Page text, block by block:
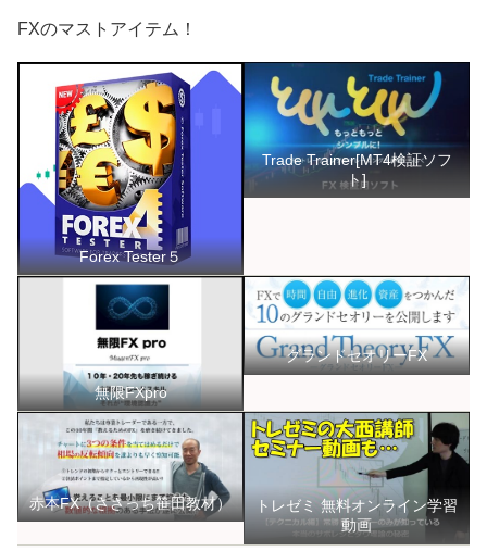
FXのマストアイテム！
Forex Tester５
Trade Trainer[MT4検証ソフ
ト]
無限FXpro
グランドセオリーFX
赤本FX（ささっち笹田教材）
トレゼミ 無料オンライン学習
動画